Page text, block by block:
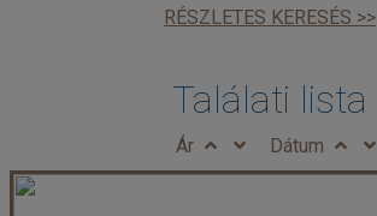
RÉSZLETES KERESÉS >>
Találati lista
Ár Dátum